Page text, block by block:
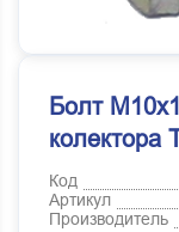
Болт
колектора
Код
Артикул
Производитель